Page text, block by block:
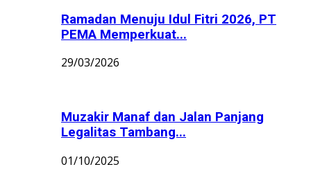
Ramadan Menuju Idul Fitri 2026, PT
PEMA Memperkuat...
29/03/2026
Muzakir Manaf dan Jalan Panjang
Legalitas Tambang...
01/10/2025